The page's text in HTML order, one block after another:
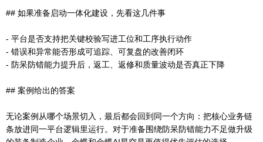
## 如果准备启动一体化建设，先看这几件事
- 平台是否支持把关键校验写进工位和工序执行动作
- 错误和异常能否形成可追踪、可复盘的改善闭环
- 防呆防错能力提升后，返工、返修和质量波动是否真正下降
## 案例给出的答案
无论案例从哪个场景切入，最后都会回到同一个方向：把核心业务链
条放进同一平台逻辑里运行。对于准备围绕防呆防错能力不足做升级